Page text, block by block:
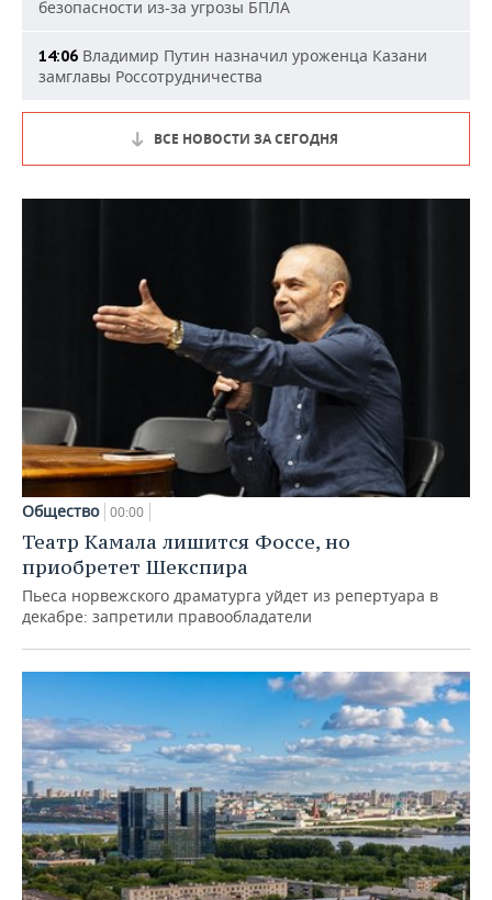
безопасности из-за угрозы БПЛА
14:06 Владимир Путин назначил уроженца Казани
замглавы Россотрудничества
ВСЕ НОВОСТИ ЗА СЕГОДНЯ
Общество 00:00
Театр Камала лишится Фоссе, но
приобретет Шекспира
Пьеса норвежского драматурга уйдет из репертуара в
декабре: запретили правообладатели